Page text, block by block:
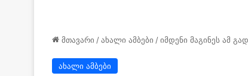
მთავარი /ახალი ამბები /იმდენი მაგინეს ამ
ახალი ამბები